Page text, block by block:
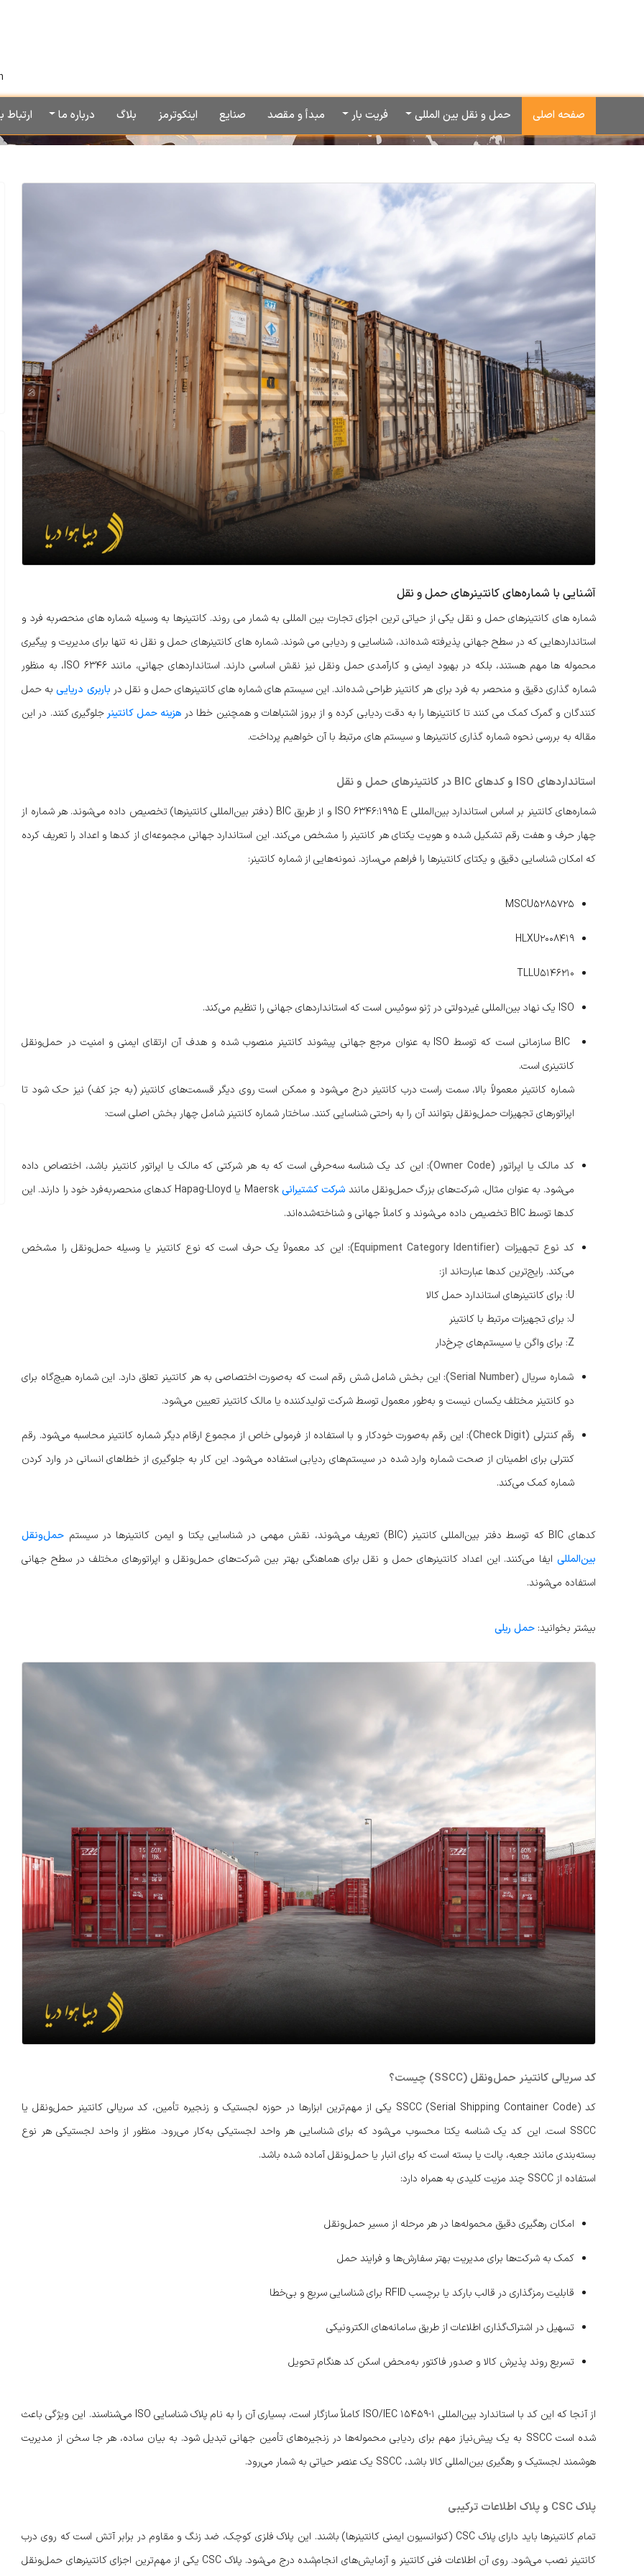
صفحه اصلی حمل و نقل بین المللی فریت بار مبدأ و مقصد صنایع اینکوترمز بلاگ درباره ما ارتباط
آشنایی با شماره‌های کانتینرهای حمل و نقل
شماره های کانتینرهای حمل و نقل یکی از حیاتی ترین اجزای تجارت بین المللی به شمار می روند. کانتینرها به وسیله شماره های منحصربه فرد و
استانداردهایی که در سطح جهانی پذیرفته شده‌اند، شناسایی و ردیابی می شوند. شماره های کانتینرهای حمل و نقل نه تنها برای مدیریت و پیگیری
محموله ها مهم هستند، بلکه در بهبود ایمنی و کارآمدی حمل ونقل نیز نقش اساسی دارند. استانداردهای جهانی، مانند ISO 6346، به منظور
شماره گذاری دقیق و منحصر به فرد برای هر کانتینر طراحی شده‌اند. این سیستم های شماره های کانتینرهای حمل و نقل در باربری دریاییبه حمل
کنندگان و گمرک کمک می کنند تا کانتینرها را به دقت ردیابی کرده و از بروز اشتباهات و همچنین خطا در هزینه حمل کانتینر جلوگیری کنند. در این
مقاله به بررسی نحوه شماره گذاری کانتینرها و سیستم های مرتبط با آن خواهیم پرداخت.
استانداردهای ISO و کدهای BIC در کانتینرهای حمل و نقل
شماره‌های کانتینر بر اساس استاندارد بین‌المللی ISO 6346:1995 E و از طریق BIC (دفتر بین‌المللی کانتینرها) تخصیص داده می‌شوند. هر شماره از
چهار حرف و هفت رقم تشکیل شده و هویت یکتای هر کانتینر را مشخص می‌کند. این استاندارد جهانی مجموعه‌ای از کدها و اعداد را تعریف کرده
که امکان شناسایی دقیق و یکتای کانتینرها را فراهم می‌سازد. نمونه‌هایی از شماره کانتینر:
MSCU5285725
HLXU2008419
TLLU5146210
ISO یک نهاد بین‌المللی غیردولتی در ژنو سوئیس است که استانداردهای جهانی را تنظیم می‌کند.
BIC سازمانی است که توسط ISO به عنوان مرجع جهانی پیشوند کانتینر منصوب شده و هدف آن ارتقای ایمنی و امنیت در حمل‌ونقل
کانتینری است.
شماره کانتینر معمولاً بالا، سمت راست درب کانتینر درج می‌شود و ممکن است روی دیگر قسمت‌های کانتینر (به جز کف) نیز حک شود تا
اپراتورهای تجهیزات حمل‌ونقل بتوانند آن را به راحتی شناسایی کنند. ساختار شماره کانتینر شامل چهار بخش اصلی است:
کد مالک یا اپراتور (Owner Code):
این کد یک شناسه سه‌حرفی است که به هر شرکتی که مالک یا اپراتور کانتینر باشد، اختصاص داده
می‌شود. به عنوان مثال، شرکت‌های بزرگحمل‌ونقلمانند شرکت کشتیرانی
Maersk یا Hapag-Lloyd کدهای منحصربه‌فرد خود را دارند. این
کدها توسط BIC تخصیص داده می‌شوند و کاملاً جهانی و شناخته‌شده‌اند.
کد نوع تجهیزات (Equipment Category Identifier):
این کد معمولاً یک حرف است که نوع کانتینر یا وسیله حمل‌ونقل را مشخص
می‌کند. رایج‌ترین کدها عبارت‌اند از:
U: برای کانتینرهای استاندارد حمل کالا
J: برای تجهیزات مرتبط با کانتینر
Z: برای واگن یا سیستم‌های چرخ‌دار
شماره سریال (Serial Number):
این بخش شامل شش رقم است که به‌صورت اختصاصی به هر کانتینر تعلق دارد. این شماره هیچ‌گاه برای
دو کانتینر مختلف یکسان نیست و به‌طور معمول توسط شرکت تولیدکننده یا مالک کانتینر تعیین می‌شود.
رقم کنترلی (Check Digit):
این رقم به‌صورت خودکار و با استفاده از فرمولی خاص از مجموع ارقام دیگر شماره کانتینر محاسبه می‌شود. رقم
کنترلی برای اطمینان از صحت شماره وارد شده در سیستم‌های ردیابی استفاده می‌شود. این کار به جلوگیری از خطاهای انسانی در وارد کردن
شماره کمک می‌کند.
کدهای BIC که توسط دفتر بین‌المللی کانتینر (BIC) تعریف می‌شوند، نقش مهمی در شناسایی یکتا و ایمن کانتینرها در سیستم
حمل‌ونقل
بین‌المللی ایفا می‌کنند. این اعداد کانتینرهای حمل و نقل برای هماهنگی بهتر بین شرکت‌های حمل‌ونقل و اپراتورهای مختلف در سطح جهانی
استفاده می‌شوند.
بیشتر بخوانید: حمل ریلی
کد سریالی کانتینر حمل‌ونقل (SSCC) چیست؟
کد SSCC (Serial Shipping Container Code) یکی از مهم‌ترین ابزارها در حوزه لجستیک و زنجیره تأمین، کد سریالی کانتینر حمل‌ونقل یا
SSCC است. این کد یک شناسه یکتا محسوب می‌شود که برای شناسایی هر واحد لجستیکی به‌کار می‌رود. منظور از واحد لجستیکی هر نوع
بسته‌بندی مانند جعبه، پالت یا بسته است که برای انبار یا حمل‌ونقل آماده شده باشد.
استفاده از SSCC چند مزیت کلیدی به همراه دارد:
امکان رهگیری دقیق محموله‌ها در هر مرحله از مسیر حمل‌ونقل
کمک به شرکت‌ها برای مدیریت بهتر سفارش‌ها و فرایند حمل
قابلیت رمزگذاری در قالب بارکد یا برچسب RFID برای شناسایی سریع و بی‌خطا
تسهیل در اشتراک‌گذاری اطلاعات از طریق سامانه‌های الکترونیکی
تسریع روند پذیرش کالا و صدور فاکتور به‌محض اسکن کد هنگام تحویل
از آنجا که این کد با استاندارد بین‌المللی ISO/IEC 15459-1 کاملاً سازگار است، بسیاری آن را به نام پلاک شناسایی ISO می‌شناسند. این ویژگی باعث
شده است SSCC به یک پیش‌نیاز مهم برای ردیابی محموله‌ها در زنجیره‌های تأمین جهانی تبدیل شود. به بیان ساده، هر جا سخن از مدیریت
هوشمند لجستیک و رهگیری بین‌المللی کالا باشد، SSCC یک عنصر حیاتی به شمار می‌رود.
پلاک CSC و پلاک اطلاعات ترکیبی
تمام کانتینرها باید دارای پلاک CSC (کنوانسیون ایمنی کانتینرها) باشند. این پلاک فلزی کوچک، ضد زنگ و مقاوم در برابر آتش است که روی درب
کانتینر نصب می‌شود. روی آن اطلاعات فنی کانتینر و آزمایش‌های انجام‌شده درج می‌شود. پلاک CSC یکی از مهم‌ترین اجزای کانتینرهای حمل‌ونقل